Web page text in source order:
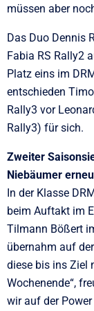
müssen aber
Das Duo Dennis
Fabia RS Rally2
Platz eins im
entschieden
Rally3 vor
Rally3) für sich.
Zweiter
Niebäumer
In der Klasse
beim Auftakt im
Tilmann Bößert
übernahm auf
diese bis ins Ziel
Wochenende“,
wir auf der